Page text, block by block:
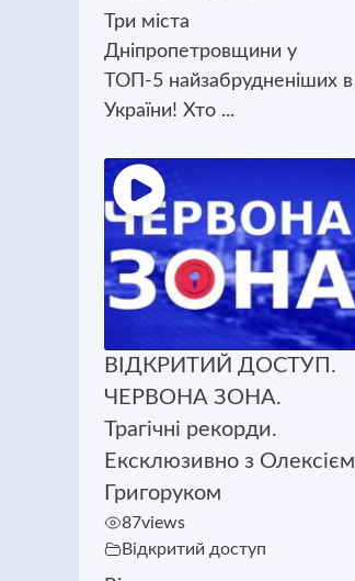
Три міста
Дніпропетровщини у
ТОП-5 найзабрудненіших в
України! Хто ...
ВІДКРИТИЙ ДОСТУП.
ЧЕРВОНА ЗОНА.
Трагічні рекорди.
Ексклюзивно з Олексієм
Григоруком
87views
Відкритий доступ